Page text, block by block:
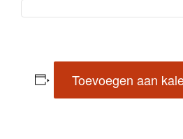
Toevoegen aan